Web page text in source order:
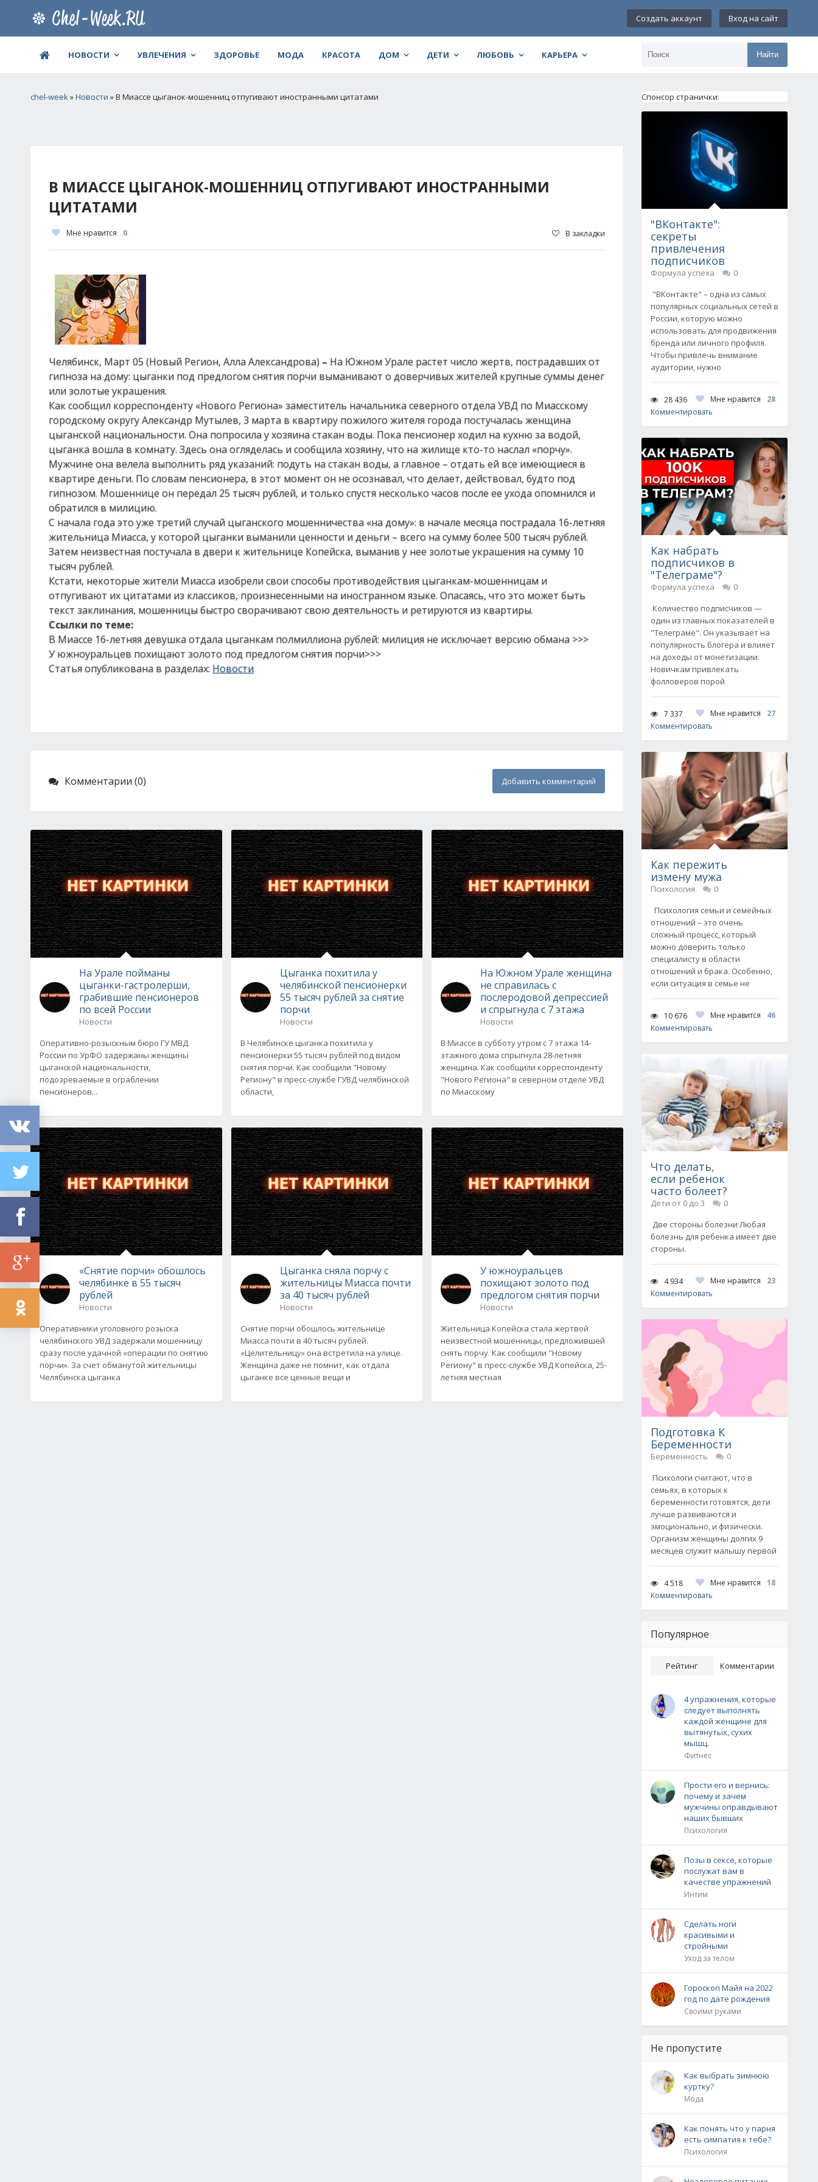
Создать аккаунт Вход на сайт
НОВОСТИ УВЛЕЧЕНИЯ ЗДОРОВЬЕ МОДА КРАСОТА ДОМ ДЕТИ ЛЮБОВЬ КАРЬЕРА Найти
chel-week»Новости » В Миассе цыганок-мошенниц отпугивают иностранными цитатами
В МИАССЕ ЦЫГАНОК-МОШЕННИЦ ОТПУГИВАЮТ ИНОСТРАННЫМИ
ЦИТАТАМИ
Мне нравится 0 В закладки
Челябинск, Март 05 (Новый Регион, Алла Александрова) – На Южном Урале растет число жертв, пострадавших от
гипноза на дому: цыганки под предлогом снятия порчи выманивают о доверчивых жителей крупные суммы денег
или золотые украшения.
Как сообщил корреспонденту «Нового Региона» заместитель начальника северного отдела УВД по Миасскому
городскому округу Александр Мутылев, 3 марта в квартиру пожилого жителя города постучалась женщина
цыганской национальности. Она попросила у хозяина стакан воды. Пока пенсионер ходил на кухню за водой,
цыганка вошла в комнату. Здесь она огляделась и сообщила хозяину, что на жилище кто-то наслал «порчу».
Мужчине она велела выполнить ряд указаний: подуть на стакан воды, а главное – отдать ей все имеющиеся в
квартире деньги. По словам пенсионера, в этот момент он не осознавал, что делает, действовал, будто под
гипнозом. Мошеннице он передал 25 тысяч рублей, и только спустя несколько часов после ее ухода опомнился и
обратился в милицию.
С начала года это уже третий случай цыганского мошенничества «на дому»: в начале месяца пострадала 16-летняя
жительница Миасса, у которой цыганки выманили ценности и деньги – всего на сумму более 500 тысяч рублей.
Затем неизвестная постучала в двери к жительнице Копейска, выманив у нее золотые украшения на сумму 10
тысяч рублей.
Кстати, некоторые жители Миасса изобрели свои способы противодействия цыганкам-мошенницам и
отпугивают их цитатами из классиков, произнесенными на иностранном языке. Опасаясь, что это может быть
текст заклинания, мошенницы быстро сворачивают свою деятельность и ретируются из квартиры.
Ссылки по теме:
В Миассе 16-летняя девушка отдала цыганкам полмиллиона рублей: милиция не исключает версию обмана >>>
У южноуральцев похищают золото под предлогом снятия порчи>>>
Статья опубликована в разделах: Новости
Комментарии (0) Добавить комментарий
На Урале пойманы
цыганки-гастролерши,
грабившие пенсионеров
по всей России
Новости
Оперативно-розыскным бюро ГУ МВД
России по УрФО задержаны женщины
цыганской национальности,
подозреваемые в ограблении
пенсионеров...
«Снятие порчи» обошлось
челябинке в 55 тысяч
рублей
Новости
Оперативники уголовного розыска
челябинского УВД задержали мошенницу
сразу после удачной «операции по снятию
порчи». За счет обманутой жительницы
Челябинска цыганка
Цыганка похитила у
челябинской пенсионерки
55 тысяч рублей за снятие
порчи
Новости
В Челябинске цыганка похитила у
пенсионерки 55 тысяч рублей под видом
снятия порчи. Как сообщили "Новому
Региону" в пресс-службе ГУВД челябинской
области,
Цыганка сняла порчу с
жительницы Миасса почти
за 40 тысяч рублей
Новости
Снятие порчи обошлось жительнице
Миасса почти в 40 тысяч рублей.
«Целительницу» она встретила на улице.
Женщина даже не помнит, как отдала
цыганке все ценные вещи и
На Южном Урале женщина
не справилась с
послеродовой депрессией
и спрыгнула с 7 этажа
Новости
В Миассе в субботу утром с 7 этажа 14-
этажного дома спрыгнула 28-летняя
женщина. Как сообщили корреспонденту
"Нового Региона" в северном отделе УВД
по Миасскому
У южноуральцев
похищают золото под
предлогом снятия порчи
Новости
Жительница Копейска стала жертвой
неизвестной мошенницы, предложившей
снять порчу. Как сообщили "Новому
Региону" в пресс-службе УВД Копейска, 25-
летняя местная
Спонсор странички:
"ВКонтакте":
секреты
привлечения
подписчиков
Формула успеха
0
"ВКонтакте" – одна из самых
популярных социальных сетей в
России, которую можно
использовать для продвижения
бренда или личного профиля.
Чтобы привлечь внимание
аудитории, нужно
28 436 Мне нравится
28
Комментировать
Как набрать
подписчиков в
"Телеграме"?
Формула успеха
0
Количество подписчиков —
один из главных показателей в
"Телеграме". Он указывает на
популярность блогера и влияет
на доходы от монетизации.
Новичкам привлекать
фолловеров порой
7 337 Мне нравится
27
Комментировать
Как пережить
измену мужа
Психология
0
Психология семьи и семейных
отношений – это очень
сложный процесс, который
можно доверить только
специалисту в области
отношений и брака. Особенно,
если ситуация в семье не
10 676 Мне нравится
46
Комментировать
Что делать,
если ребенок
часто болеет?
Дети от 0 до 3
0
Две стороны болезни Любая
болезнь для ребенка имеет две
стороны.
4 934 Мне нравится
23
Комментировать
Подготовка К
Беременности
Беременность
0
Психологи считают, что в
семьях, в которых к
беременности готовятся, дети
лучше развиваются и
эмоционально, и физически.
Организм женщины долгих 9
месяцев служит малышу первой
4 518 Мне нравится
18
Комментировать
Популярное
Рейтинг Комментарии
4 упражнения, которые
следует выполнять
каждой женщине для
вытянутых, сухих
мышц.
Фитнес
Прости его и вернись:
почему и зачем
мужчины оправдывают
наших бывших
Психология
Позы в сексе, которые
послужат вам в
качестве упражнений
Интим
Сделать ноги
красивыми и
стройными
Уход за телом
Гороскоп Майя на 2022
год по дате рождения
Своими руками
Не пропустите
Как выбрать зимнюю
куртку?
Мода
Как понять что у парня
есть симпатия к тебе?
Психология